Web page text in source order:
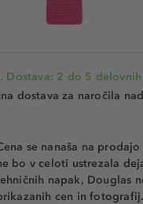
Dostava: 2 do 5
dostava za naročila
se nanaša na
bo v celoti ustrezala
napak, Douglas
cen in fotografij.